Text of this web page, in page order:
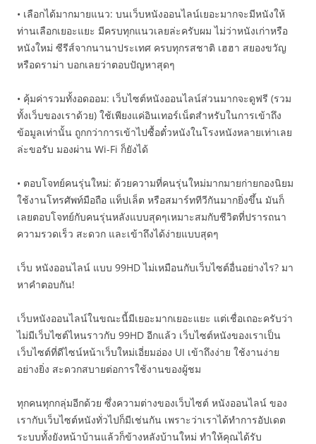
• เลือกได้มากมายแนว: บนเว็บหนังออนไลน์เยอะมากจะมีหนังให้
ท่านเลือกเยอะแยะ มีครบทุกแนวเลยล่ะครับผม ไม่ว่าหนังเก่าหรือ
หนังใหม่ ซีรีส์จากนานาประเทศ ครบทุกรสชาติ เฮฮา สยองขวัญ
หรือดราม่า บอกเลยว่าตอบปัญหาสุดๆ
• คุ้มค่ารวมทั้งอดออม: เว็บไซต์หนังออนไลน์ส่วนมากจะดูฟรี (รวม
ทั้งเว็บของเราด้วย) ใช้เพียงแค่อินเทอร์เน็ตสำหรับในการเข้าถึง
ข้อมูลเท่านั้น ถูกกว่าการเข้าไปซื้อตั๋วหนังในโรงหนังหลายเท่าเลย
ล่ะขอรับ มองผ่าน Wi-Fi ก็ยังได้
• ตอบโจทย์คนรุ่นใหม่: ด้วยความที่คนรุ่นใหม่มากมายก่ายกองนิยม
ใช้งานโทรศัพท์มือถือ แท็ปเล็ต หรือสมาร์ททีวีกันมากยิ่งขึ้น มันก็
เลยตอบโจทย์กับคนรุ่นหลังแบบสุดๆเหมาะสมกับชีวิตที่ปรารถนา
ความรวดเร็ว สะดวก และเข้าถึงได้ง่ายแบบสุดๆ
เว็บ หนังออนไลน์ แบบ 99HD ไม่เหมือนกับเว็บไซต์อื่นอย่างไร? มา
หาคำตอบกัน!
เว็บหนังออนไลน์ในขณะนี้มีเยอะมากเยอะแยะ แต่เชื่อเถอะครับว่า
ไม่มีเว็บไซต์ไหนราวกับ 99HD อีกแล้ว เว็บไซต์หนังของเราเป็น
เว็บไซต์ที่ดีไซน์หน้าเว็บใหม่เอี่ยมอ่อง UI เข้าถึงง่าย ใช้งานง่าย
อย่างยิ่ง สะดวกสบายต่อการใช้งานของผู้ชม
ทุกคนทุกกลุ่มอีกด้วย ซึ่งความต่างของเว็บไซต์ หนังออนไลน์ ของ
เรากับเว็บไซต์หนังทั่วไปก็มีเช่นกัน เพราะว่าเราได้ทำการอัปเดต
ระบบทั้งยังหน้าบ้านแล้วก็ข้างหลังบ้านใหม่ ทำให้คุณได้รับ